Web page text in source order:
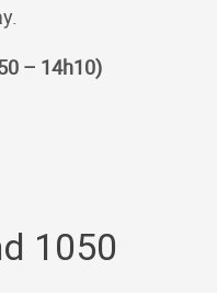
– 14h10)
1050